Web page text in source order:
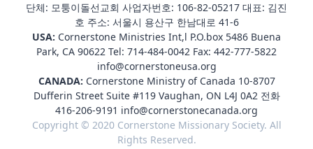
단체: 모퉁이돌선교회 사업자번호: 106-82-05217 대표: 김진
호 주소: 서울시 용산구 한남대로 41-6
USA: Cornerstone Ministries Int,l P.O.box 5486 Buena
Park, CA 90622 Tel: 714-484-0042 Fax: 442-777-5822
info@cornerstoneusa.org
CANADA: Cornerstone Ministry of Canada 10-8707
Dufferin Street Suite #119 Vaughan, ON L4J 0A2 전화
416-206-9191 info@cornerstonecanada.org
Copyright © 2020 Cornerstone Missionary Society. All
Rights Reserved.